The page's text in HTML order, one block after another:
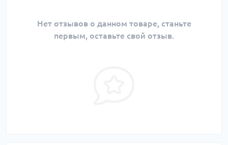
Нет отзывов о данном товаре, станьте
первым, оставьте свой отзыв.